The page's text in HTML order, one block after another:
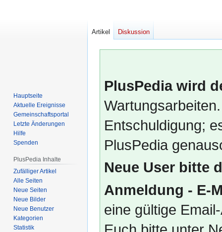
PlusPedia wird
Entschuldigung;
PlusPedia
Neue User bitte
Anmeldung - E-
eine gültige
Artikel Diskussion
Hauptseite
Aktuelle Ereignisse
Gemeinschafts­portal
Letzte Änderungen
Hilfe
Spenden
PlusPedia Inhalte
Zufälliger Artikel
Alle Seiten
Neue Seiten
Neue Bilder
Neue Benutzer
Kategorien
Statistik